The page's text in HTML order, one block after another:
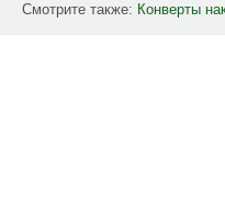
Смотрите также: Конверты